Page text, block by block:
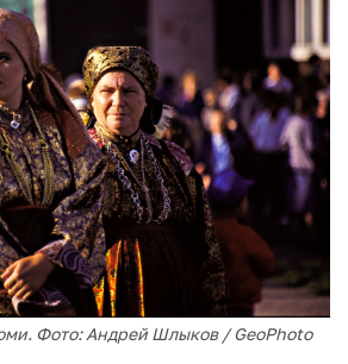
Фото: Андрей Шлыков / GeoPhoto